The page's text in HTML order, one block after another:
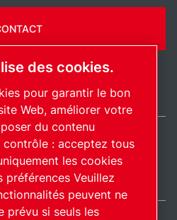
© 2026 Copyright.
/ FR
des cookies.
pour garantir le bon
Web, améliorer votre
du contenu
contrôle : acceptez tous
les cookies
préférences Veuillez
peuvent ne
prévu si seuls les